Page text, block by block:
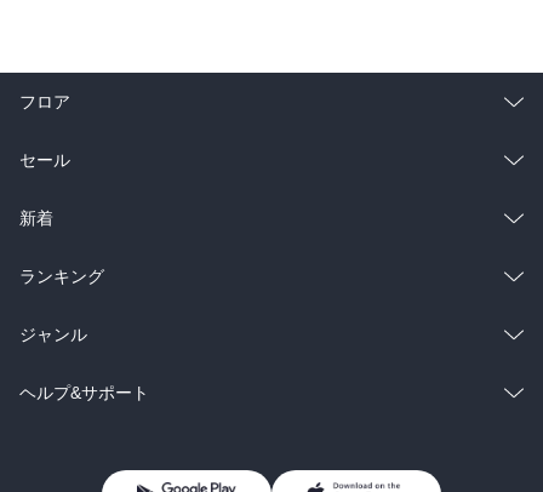
フロア
総合
ラノベ
雑誌・グラビア
BL・TL
セール
総合
ラノベ
雑誌・グラビア
BL・TL
新着
総合
ラノベ
雑誌・グラビア
ランキング
総合
ラノベ
ジャンル
コミック
ヘルプ&サポート